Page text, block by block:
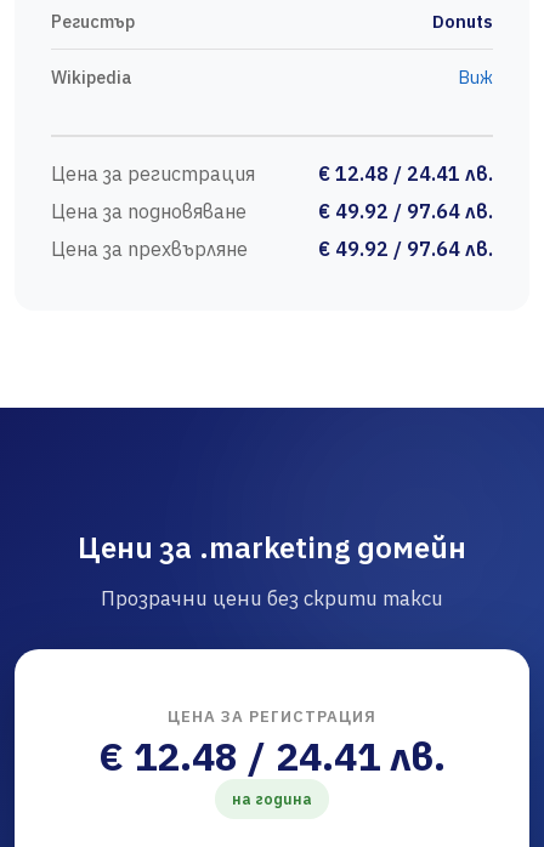
Регистър Donuts
Wikipedia Виж
Цена за регистрация
€ 12.48 / 24.41 лв.
Цена за подновяване
€ 49.92 / 97.64 лв.
Цена за прехвърляне
€ 49.92 / 97.64 лв.
Цени за .marketing домейн
Прозрачни цени без скрити такси
ЦЕНА ЗА РЕГИСТРАЦИЯ
€ 12.48 / 24.41 лв.
на година